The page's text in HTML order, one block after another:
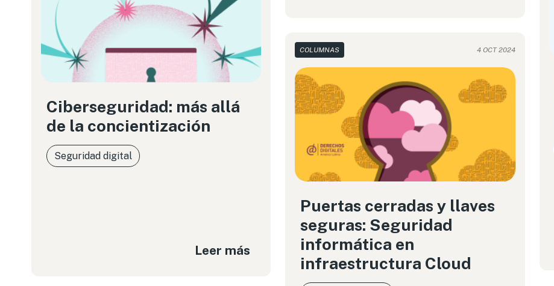
Ciberseguridad: más allá
de la concientización
Seguridad digital
Leer más
COLUMNAS 4 OCT 2024
Puertas cerradas y llaves
seguras: Seguridad
informática en
infraestructura Cloud